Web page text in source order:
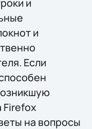
и
и
Если
Firefox
на вопросы